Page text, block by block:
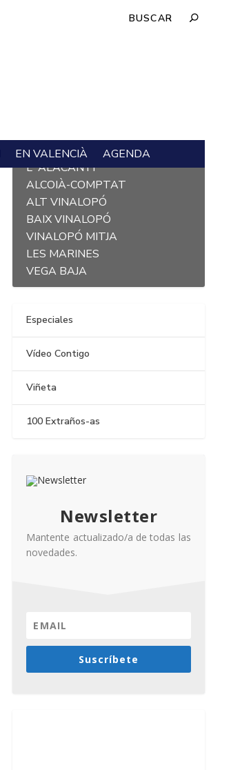
EN VALENCIÀ AGENDA
L´ALACANTÍ
ALCOIÀ-COMPTAT
ALT VINALOPÓ
BAIX VINALOPÓ
VINALOPÓ MITJA
LES MARINES
VEGA BAJA
Especiales
Vídeo Contigo
Viñeta
100 Extraños-as
Newsletter
Mantente actualizado/a de todas las
novedades.
Suscríbete